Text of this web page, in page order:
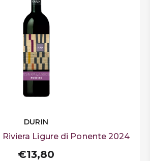
DURIN
Riviera Ligure di Ponente 2024
€13,80